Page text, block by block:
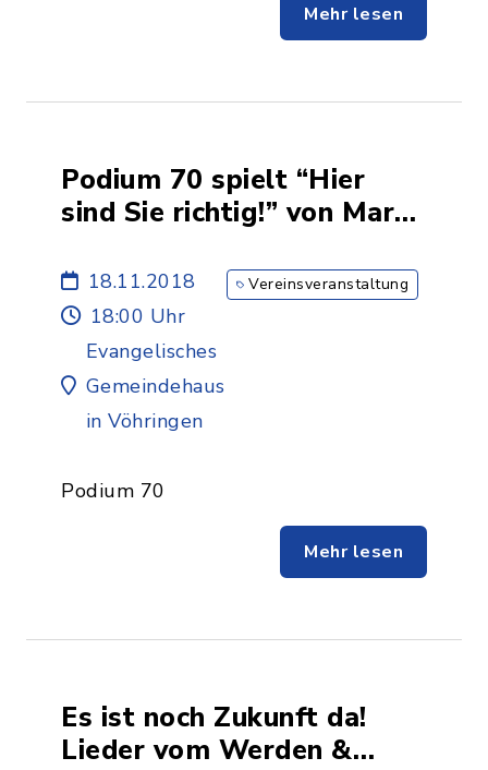
Mehr lesen
Podium 70 spielt “Hier
sind Sie richtig!” von Marc
18.11.2018
18:00 Uhr
Evangelisches
Gemeindehaus
in Vöhringen
Vereinsveranstaltung
Podium 70
Mehr lesen
Es ist noch Zukunft da!
Lieder vom Werden &